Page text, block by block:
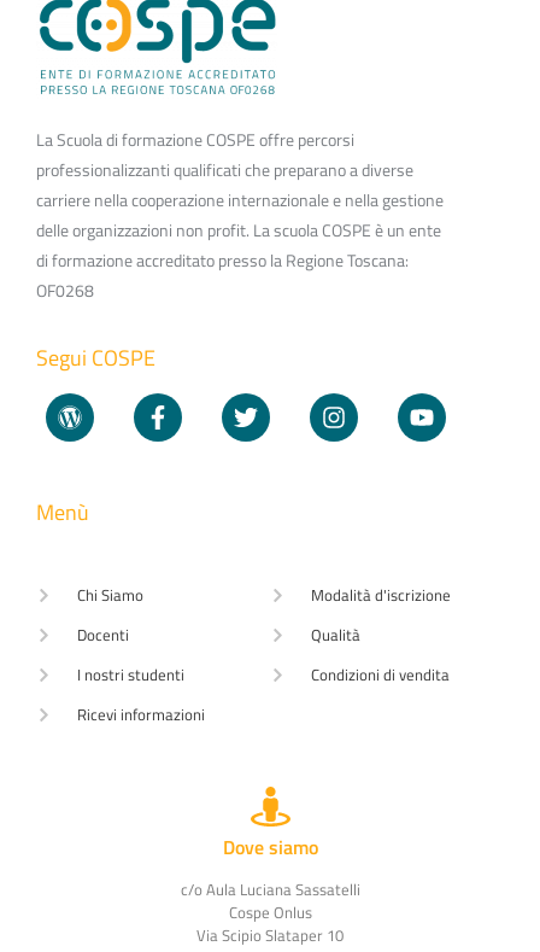
La Scuola di formazione COSPE offre percorsi
professionalizzanti qualificati che preparano a diverse
carriere nella cooperazione internazionale e nella gestione
delle organizzazioni non profit. La scuola COSPE è un ente
di formazione accreditato presso la Regione Toscana:
OF0268
Segui COSPE
Menù
Chi Siamo
Docenti
I nostri studenti
Ricevi informazioni
Modalità d'iscrizione
Qualità
Condizioni di vendita
Dove siamo
c/o Aula Luciana Sassatelli
Cospe Onlus
Via Scipio Slataper 10